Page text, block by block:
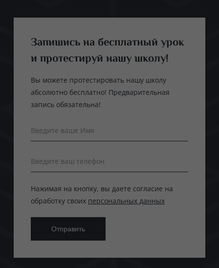
Запишись на бесплатный урок
и протестируй нашу школу!
Вы можете протестировать нашу школу
абсолютно бесплатно! Предварительная
запись обязательна!
Введите ваше Имя
Введите ваш телефон
Нажимая на кнопку, вы даете согласие на
обработку своих персональных данных